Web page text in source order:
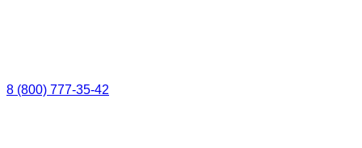
8 (800) 777-35-42